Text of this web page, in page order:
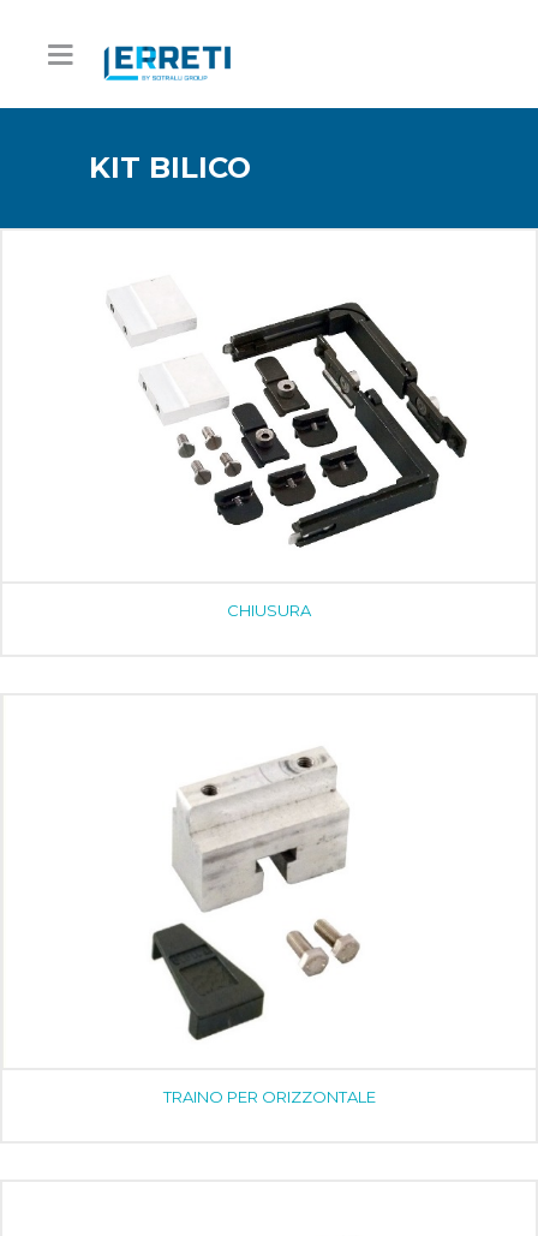
KIT BILICO
CHIUSURA
TRAINO PER ORIZZONTALE